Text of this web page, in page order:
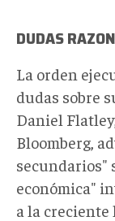
DUDAS
La orden
dudas sobre
Daniel
Bloomberg,
secundarios"
económica"
a la